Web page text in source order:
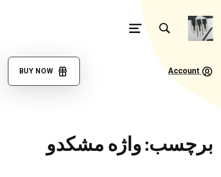
لغت
گویش
مئیوند
تغییر وضعیت جعبه مودال فرم جستجو
منو
Account
برچسب:واژه مشکدو